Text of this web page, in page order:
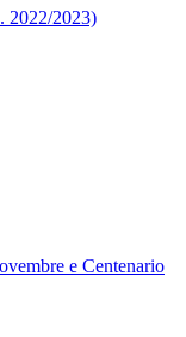
2022/2023)
e Centenario